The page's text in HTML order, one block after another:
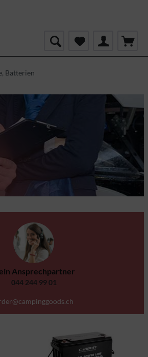
Batterien
Ansprechpartner
044 244 99 01